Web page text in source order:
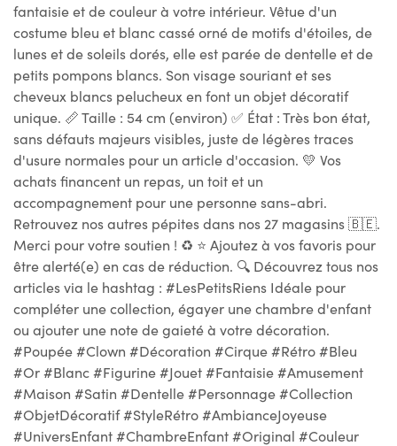
fantaisie et de couleur à votre intérieur. Vêtue d'un
costume bleu et blanc cassé orné de motifs d'étoiles, de
lunes et de soleils dorés, elle est parée de dentelle et de
petits pompons blancs. Son visage souriant et ses
cheveux blancs pelucheux en font un objet décoratif
unique. 📏 Taille : 54 cm (environ) ✅ État : Très bon état,
sans défauts majeurs visibles, juste de légères traces
d'usure normales pour un article d'occasion. 💛 Vos
achats financent un repas, un toit et un
accompagnement pour une personne sans-abri.
Retrouvez nos autres pépites dans nos 27 magasins 🇧🇪.
Merci pour votre soutien ! ♻ ⭐ Ajoutez à vos favoris pour
être alerté(e) en cas de réduction. 🔍 Découvrez tous nos
articles via le hashtag : #LesPetitsRiens Idéale pour
compléter une collection, égayer une chambre d'enfant
ou ajouter une note de gaieté à votre décoration.
#Poupée #Clown #Décoration #Cirque #Rétro #Bleu
#Or #Blanc #Figurine #Jouet #Fantaisie #Amusement
#Maison #Satin #Dentelle #Personnage #Collection
#ObjetDécoratif #StyleRétro #AmbianceJoyeuse
#UniversEnfant #ChambreEnfant #Original #Couleur